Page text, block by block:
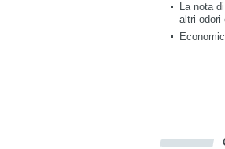
La nota
altri odori